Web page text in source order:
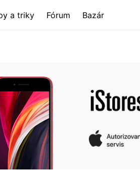
a triky Fórum Bazár